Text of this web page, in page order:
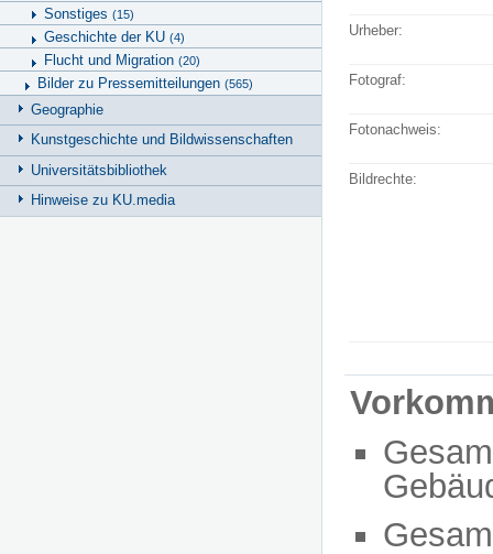
Sonstiges (15)
Geschichte der KU (4)
Flucht und Migration (20)
Bilder zu Pressemitteilungen (565)
Geographie
Kunstgeschichte und Bildwissenschaften
Universitätsbibliothek
Hinweise zu KU.media
Urheber:
Fotograf:
Fotonachweis:
Bildrechte: